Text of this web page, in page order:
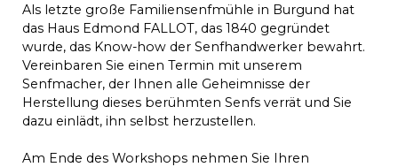
Als letzte große Familiensenfmühle in Burgund hat
das Haus Edmond FALLOT, das 1840 gegründet
wurde, das Know-how der Senfhandwerker bewahrt.
Vereinbaren Sie einen Termin mit unserem
Senfmacher, der Ihnen alle Geheimnisse der
Herstellung dieses berühmten Senfs verrät und Sie
dazu einlädt, ihn selbst herzustellen.
Am Ende des Workshops nehmen Sie Ihren